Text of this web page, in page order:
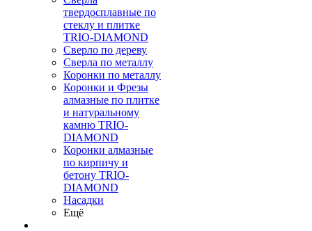
твердосплавные по
стеклу и плитке
TRIO-DIAMOND
Сверло по дереву
Сверла по металлу
Коронки по металлу
Коронки и Фрезы
алмазные по плитке
и натуральному
камню TRIO-
DIAMOND
Коронки алмазные
по кирпичу и
бетону TRIO-
DIAMOND
Насадки
Ещё